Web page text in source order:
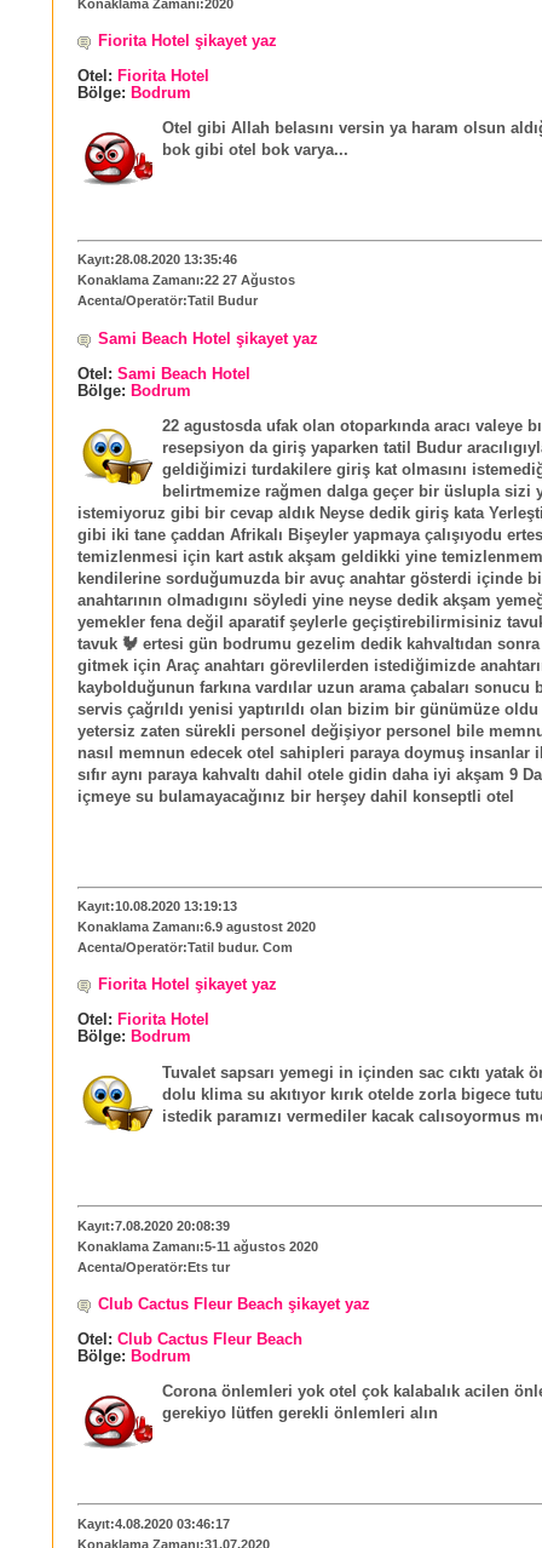
Konaklama Zamanı:2020
Fiorita Hotel şikayet yaz
Otel: Fiorita Hotel
Bölge: Bodrum
Otel gibi Allah belasını versin ya haram olsun
bok gibi otel bok varya...
Kayıt:28.08.2020 13:35:46
Konaklama Zamanı:22 27 Ağustos
Acenta/Operatör:Tatil Budur
Sami Beach Hotel şikayet yaz
Otel: Sami Beach Hotel
Bölge: Bodrum
22 agustosda ufak olan otoparkında aracı valeye
resepsiyon da giriş yaparken tatil Budur
geldiğimizi turdakilere giriş kat olmasını
belirtmemize rağmen dalga geçer bir üslupla sizi
istemiyoruz gibi bir cevap aldık Neyse dedik giriş kata
gibi iki tane çaddan Afrikalı Bişeyler yapmaya çalışıyodu
temizlenmesi için kart astık akşam geldikki yine
kendilerine sorduğumuzda bir avuç anahtar gösterdi içinde
anahtarının olmadıgını söyledi yine neyse dedik akşam
yemekler fena değil aparatif şeylerle geçiştirebilirmisiniz
tavuk 🐓 ertesi gün bodrumu gezelim dedik kahvaltıdan
gitmek için Araç anahtarı görevlilerden istediğimizde
kaybolduğunun farkına vardılar uzun arama çabaları sonucu
servis çağrıldı yenisi yaptırıldı olan bizim bir günümüze
yetersiz zaten sürekli personel değişiyor personel bile
nasıl memnun edecek otel sahipleri paraya doymuş insanlar
sıfır aynı paraya kahvaltı dahil otele gidin daha iyi akşam 9
içmeye su bulamayacağınız bir herşey dahil konseptli otel
Kayıt:10.08.2020 13:19:13
Konaklama Zamanı:6.9 agustost 2020
Acenta/Operatör:Tatil budur. Com
Fiorita Hotel şikayet yaz
Otel: Fiorita Hotel
Bölge: Bodrum
Tuvalet sapsarı yemegi in içinden sac cıktı yatak
dolu klima su akıtıyor kırık otelde zorla bigece
istedik paramızı vermediler kacak calısoyormus
Kayıt:7.08.2020 20:08:39
Konaklama Zamanı:5-11 ağustos 2020
Acenta/Operatör:Ets tur
Club Cactus Fleur Beach şikayet yaz
Otel: Club Cactus Fleur Beach
Bölge: Bodrum
Corona önlemleri yok otel çok kalabalık acilen
gerekiyo lütfen gerekli önlemleri alın
Kayıt:4.08.2020 03:46:17
Konaklama Zamanı:31.07.2020